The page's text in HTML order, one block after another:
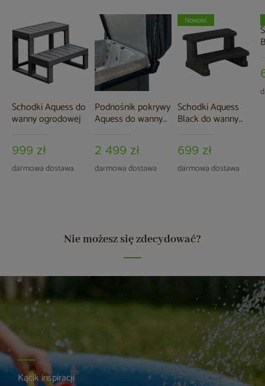
Schodki Aquess do
wanny ogrodowej
999 zł
darmowa dostawa
Podnośnik pokrywy
Aquess do wanny
2 499 zł
darmowa dostawa
Schodki Aquess
Black do wanny
699 zł
darmowa dostawa
Nowość
Nie możesz się zdecydować?
Kącik inspiracji